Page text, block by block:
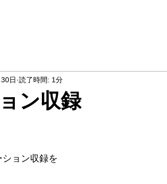
ン収録
日 読了時間: 1分
ョン収録を